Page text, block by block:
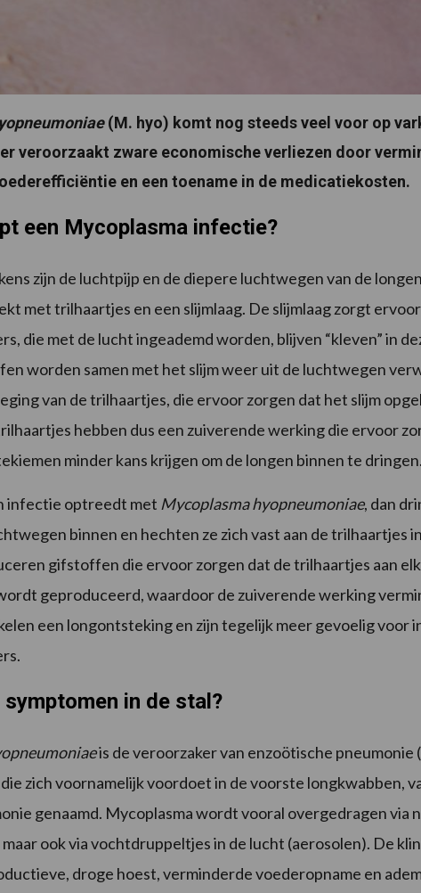
(M. hyo) komt nog steeds veel voor op
veroorzaakt zware economische verliezen door
en een toename in de medicatiekosten.
een Mycoplasma infectie?
zijn de luchtpijp en de diepere luchtwegen van de
met trilhaartjes en een slijmlaag. De slijmlaag zorgt
die met de lucht ingeademd worden, blijven “kleven” in
worden samen met het slijm weer uit de luchtwegen
van de trilhaartjes, die ervoor zorgen dat het slijm
hebben dus een zuiverende werking die ervoor
minder kans krijgen om de longen binnen te dringen.
infectie optreedt met Mycoplasma hyopneumoniae, dan
binnen en hechten ze zich vast aan de trilhaartjes
gifstoffen die ervoor zorgen dat de trilhaartjes aan
geproduceerd, waardoor de zuiverende werking
een longontsteking en zijn tegelijk meer gevoelig voor
in de stal?
is de veroorzaker van enzoötische pneumonie
zich voornamelijk voordoet in de voorste longkwabben,
genaamd. Mycoplasma wordt vooral overgedragen via
ook via vochtdruppeltjes in de lucht (aerosolen). De
droge hoest, verminderde voederopname en